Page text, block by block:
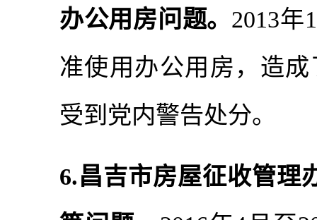
办公用房问题。 2013年
准使用办公用房，造
受到党内警告处分。
6.昌吉市房屋征收管理